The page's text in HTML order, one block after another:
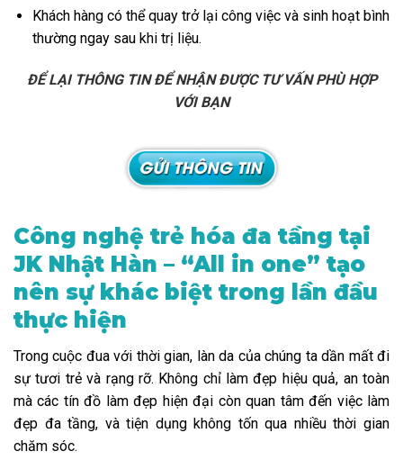
Khách hàng có thể quay trở lại công việc và sinh hoạt bình
thường ngay sau khi trị liệu.
ĐỂ LẠI THÔNG TIN ĐỂ NHẬN ĐƯỢC TƯ VẤN PHÙ HỢP
VỚI BẠN
Công nghệ trẻ hóa đa tầng tại
JK Nhật Hàn – “All in one” tạo
nên sự khác biệt trong lần đầu
thực hiện
Trong cuộc đua với thời gian, làn da của chúng ta dần mất đi
sự tươi trẻ và rạng rỡ. Không chỉ làm đẹp hiệu quả, an toàn
mà các tín đồ làm đẹp hiện đại còn quan tâm đến việc làm
đẹp đa tầng, và tiện dụng không tốn qua nhiều thời gian
chăm sóc.